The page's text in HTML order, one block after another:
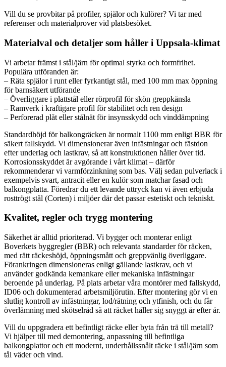
Vill du se provbitar på profiler, spjälor och kulörer? Vi tar med
referenser och materialprover vid platsbesöket.
Materialval och detaljer som håller i Uppsala-klimat
Vi arbetar främst i stål/järn för optimal styrka och formfrihet.
Populära utföranden är:
– Räta spjälor i runt eller fyrkantigt stål, med 100 mm max öppning
för barnsäkert utförande
– Överliggare i plattstål eller rörprofil för skön greppkänsla
– Ramverk i kraftigare profil för stabilitet och ren design
– Perforerad plåt eller stålnät för insynsskydd och vinddämpning
Standardhöjd för balkongräcken är normalt 1100 mm enligt BBR för
säkert fallskydd. Vi dimensionerar även infästningar och fästdon
efter underlag och lastkrav, så att konstruktionen håller över tid.
Korrosionsskyddet är avgörande i vårt klimat – därför
rekommenderar vi varmförzinkning som bas. Välj sedan pulverlack i
exempelvis svart, antracit eller en kulör som matchar fasad och
balkongplatta. Föredrar du ett levande uttryck kan vi även erbjuda
rosttrögt stål (Corten) i miljöer där det passar estetiskt och tekniskt.
Kvalitet, regler och trygg montering
Säkerhet är alltid prioriterad. Vi bygger och monterar enligt
Boverkets byggregler (BBR) och relevanta standarder för räcken,
med rätt räckeshöjd, öppningsmått och greppvänlig överliggare.
Förankringen dimensioneras enligt gällande lastkrav, och vi
använder godkända kemankare eller mekaniska infästningar
beroende på underlag. På plats arbetar våra montörer med fallskydd,
ID06 och dokumenterad arbetsmiljörutin. Efter montering gör vi en
slutlig kontroll av infästningar, lod/rätning och ytfinish, och du får
överlämning med skötselråd så att räcket håller sig snyggt år efter år.
Vill du uppgradera ett befintligt räcke eller byta från trä till metall?
Vi hjälper till med demontering, anpassning till befintliga
balkongplattor och ett modernt, underhållssnålt räcke i stål/järn som
tål väder och vind.